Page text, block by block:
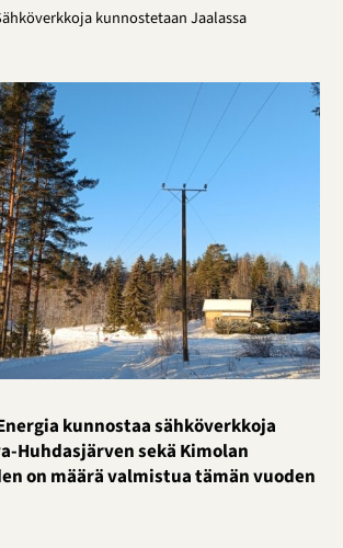
kunnostetaan Jaalassa
kunnostaa sähköverkkoja
Huhdasjärven sekä Kimolan
on määrä valmistua tämän vuoden